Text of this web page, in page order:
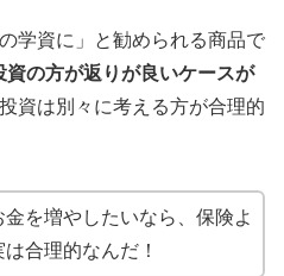
学資に」と勧められる商品で
資の方が返りが良いケースが
資は別々に考える方が合理的
を増やしたいなら、保険よ
合理的なんだ！